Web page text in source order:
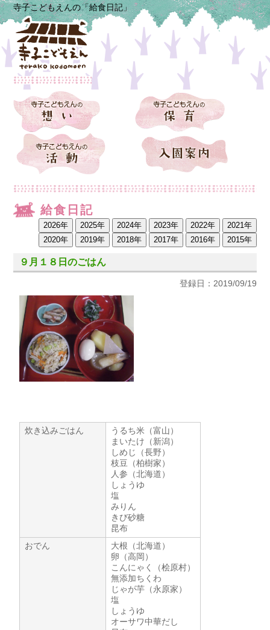
寺子こどもえんの「給食日記」
給食日記
９月１８日のごはん
登録日：2019/09/19
炊き込みごはん
うるち米（富山）
まいたけ（新潟）
しめじ（長野）
枝豆（柏樹家）
人参（北海道）
しょうゆ
塩
みりん
きび砂糖
昆布
おでん
大根（北海道）
卵（高岡）
こんにゃく（桧原村）
無添加ちくわ
じゃが芋（永原家）
塩
しょうゆ
オーサワ中華だし